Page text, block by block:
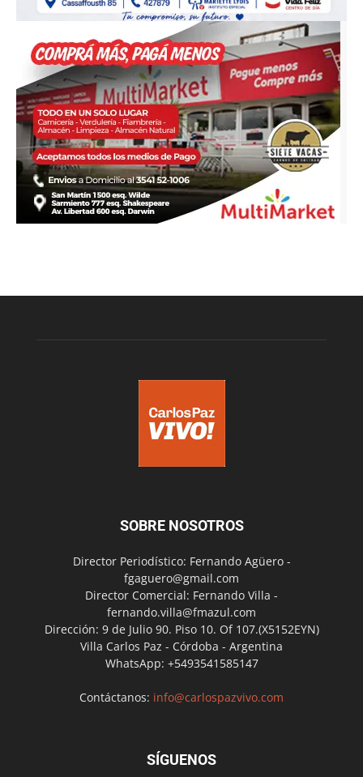
SOBRE NOSOTROS
Director Periodístico: Fernando Agüero -
fgaguero@gmail.com
Director Comercial: Fernando Villa -
fernando.villa@fmazul.com
Dirección: 9 de Julio 90. Piso 10. Of 107.(X5152EYN)
Villa Carlos Paz - Córdoba - Argentina
WhatsApp: +5493541585147
Contáctanos: info@carlospazvivo.com
SÍGUENOS